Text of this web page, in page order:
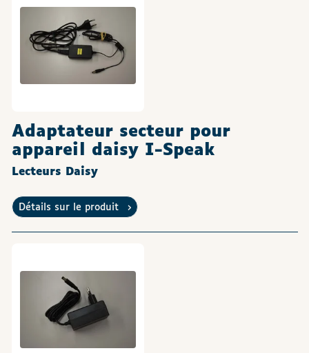
Adaptateur secteur pour
appareil daisy I-Speak
Lecteurs Daisy
Détails sur le produit